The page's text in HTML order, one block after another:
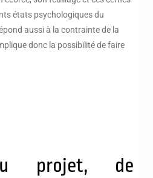
états psychologiques du
aussi à la contrainte de la
donc la possibilité de faire
projet, de